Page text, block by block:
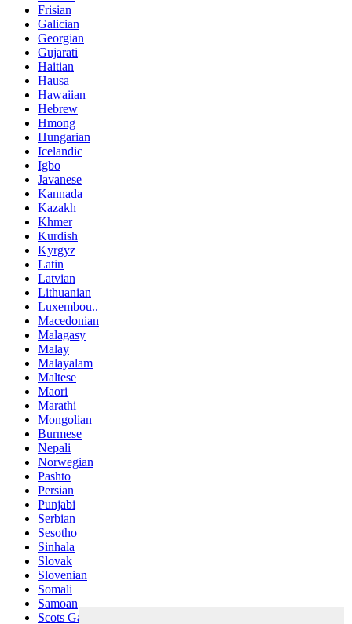
Frisian
Galician
Georgian
Gujarati
Haitian
Hausa
Hawaiian
Hebrew
Hmong
Hungarian
Icelandic
Igbo
Javanese
Kannada
Kazakh
Khmer
Kurdish
Kyrgyz
Latin
Latvian
Lithuanian
Luxembou..
Macedonian
Malagasy
Malay
Malayalam
Maltese
Maori
Marathi
Mongolian
Burmese
Nepali
Norwegian
Pashto
Persian
Punjabi
Serbian
Sesotho
Sinhala
Slovak
Slovenian
Somali
Samoan
Scots Gaelic